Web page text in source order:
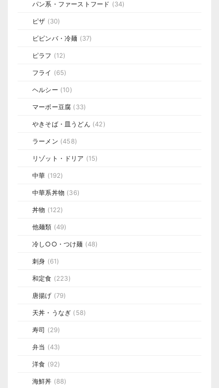
パン系・ファーストフード (34)
ピザ (30)
ビビンバ・冷麺 (37)
ピラフ (12)
フライ (65)
ヘルシー (10)
マーボー豆腐 (33)
やきそば・皿うどん (42)
ラーメン (458)
リゾット・ドリア (15)
中華 (192)
中華系丼物 (36)
丼物 (122)
他麺類 (49)
冷し○○・つけ麺 (48)
刺身 (61)
和定食 (223)
唐揚げ (79)
天丼・うなぎ (58)
寿司 (29)
弁当 (43)
洋食 (92)
海鮮丼 (88)